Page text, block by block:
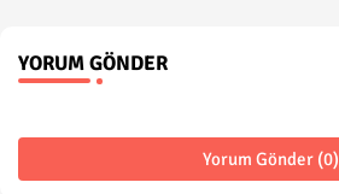
YORUM GÖNDER
Yorum Gönder (0)